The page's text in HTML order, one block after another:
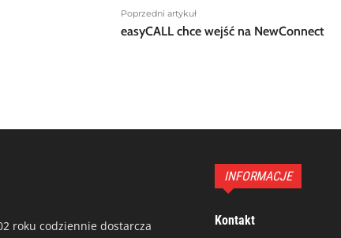
Poprzedni artykuł
easyCALL chce wejść na NewConnect
roku codziennie dostarcza
INFORMACJE
Kontakt